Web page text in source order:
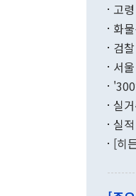
고
화
검
서
실
실
[히